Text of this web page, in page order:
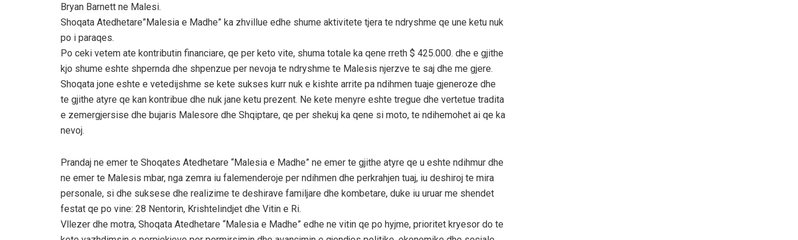
Bryan Barnett ne Malesi.
Shoqata Atedhetare”Malesia e Madhe” ka zhvillue edhe shume aktivitete tjera te ndryshme qe une ketu nuk
po i paraqes.
Po ceki vetem ate kontributin financiare, qe per keto vite, shuma totale ka qene rreth $ 425.000. dhe e gjithe
kjo shume eshte shpernda dhe shpenzue per nevoja te ndryshme te Malesis njerzve te saj dhe me gjere.
Shoqata jone eshte e vetedijshme se kete sukses kurr nuk e kishte arrite pa ndihmen tuaje gjeneroze dhe
te gjithe atyre qe kan kontribue dhe nuk jane ketu prezent. Ne kete menyre eshte tregue dhe vertetue tradita
e zemergjersise dhe bujaris Malesore dhe Shqiptare, qe per shekuj ka qene si moto, te ndihemohet ai qe ka
nevoj.
Prandaj ne emer te Shoqates Atedhetare “Malesia e Madhe” ne emer te gjithe atyre qe u eshte ndihmur dhe
ne emer te Malesis mbar, nga zemra iu falemenderoje per ndihmen dhe perkrahjen tuaj, iu deshiroj te mira
personale, si dhe suksese dhe realizime te deshirave familjare dhe kombetare, duke iu uruar me shendet
festat qe po vine: 28 Nentorin, Krishtelindjet dhe Vitin e Ri.
Vllezer dhe motra, Shoqata Atedhetare “Malesia e Madhe” edhe ne vitin qe po hyjme, prioritet kryesor do te